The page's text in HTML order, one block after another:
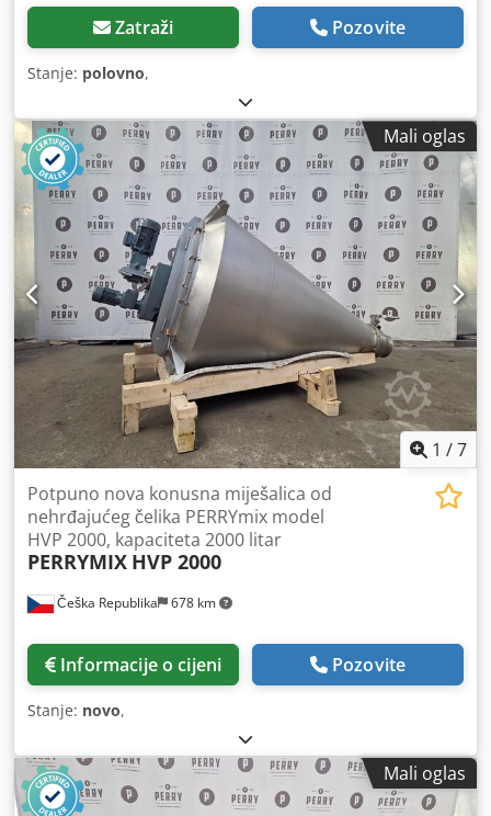
Zatraži Pozovite
Stanje: polovno,
Mali oglas
1 /7
Češka Republika 678 km
Potpuno nova konusna miješalica od
nehrđajućeg čelika PERRYmix model
HVP 2000, kapaciteta 2000 litar
PERRYMIX HVP 2000
Informacije o cijeni Pozovite
Stanje: novo,
Mali oglas